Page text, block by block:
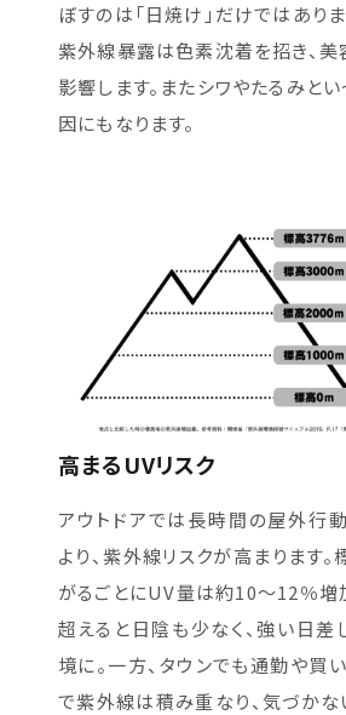
ぼすのは「日焼け」だけではあり
紫外線暴露は色素沈着を招き、美
影響します。またシワやたるみと
因にもなります。
高まるUVリスク
アウトドアでは長時間の屋外行
より、紫外線リスクが高まります
がるごとにUV量は約10〜12％増
超えると日陰も少なく、強い日差
境に。一方、タウンでも通勤や買
で紫外線は積み重なり、気づかな